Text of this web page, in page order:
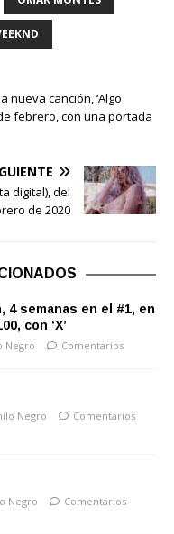
nueva canción, ‘Algo
febrero, con una portada
digital), del
de 2020
4 semanas en el #1, en
con ‘X’
Negro
Comentarios
Negro
Comentarios
Negro
Comentarios